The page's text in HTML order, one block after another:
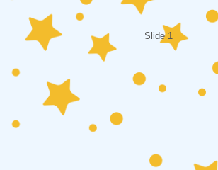
Slide 1